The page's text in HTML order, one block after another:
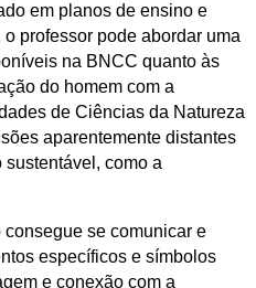
em planos de ensino e
professor pode abordar uma
na BNCC quanto às
do homem com a
de Ciências da Natureza
aparentemente distantes
como a
consegue se comunicar e
específicos e símbolos
e conexão com a